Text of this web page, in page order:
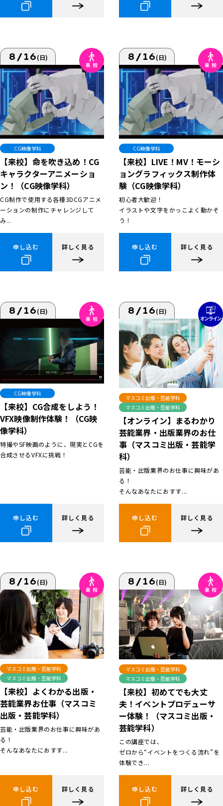
8/16(日)
CG映像学科
【来校】命を吹き込め！CG
キャラクターアニメーショ
ン！（CG映像学科）
CG制作で使用する各種3DCGアニメ
ーションの制作にチャレンジして
み...
申し込む 詳しく見る
8/16(日)
CG映像学科
【来校】LIVE！MV！モーシ
ョングラフィックス制作体
験（CG映像学科）
初心者大歓迎！
イラストや文字をかっこよく動かそ
う！
申し込む 詳しく見る
8/16(日)
CG映像学科
【来校】CG合成をしよう！
VFX映像制作体験！（CG映
像学科）
特撮やSF映画のように、現実とCGを
合成させるVFXに挑戦！
申し込む 詳しく見る
8/16(日)
マスコミ出版・芸能学科
マスコミ出版・芸能学科
【オンライン】まるわかり
芸能業界・出版業界のお仕
事（マスコミ出版・芸能学
科）
芸能・出版業界のお仕事に興味があ
る！
そんなあなたにおすす...
申し込む 詳しく見る
8/16(日)
マスコミ出版・芸能学科
マスコミ出版・芸能学科
【来校】よくわかる出版・
芸能業界お仕事（マスコミ
出版・芸能学科）
芸能・出版業界のお仕事に興味があ
る！
そんなあなたにおすす...
申し込む 詳しく見る
8/16(日)
マスコミ出版・芸能学科
マスコミ出版・芸能学科
【来校】初めてでも大丈
夫！イベントプロデューサ
ー体験！（マスコミ出版・
芸能学科）
この講座では、
ゼロから“イベントをつくる流れ”を
体験でき...
申し込む 詳しく見る